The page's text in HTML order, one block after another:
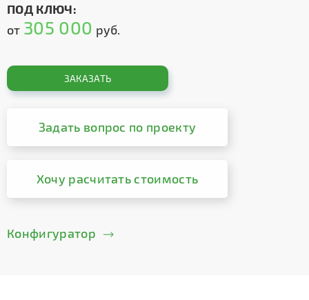
ПОД КЛЮЧ:
от 305 000 руб.
ЗАКАЗАТЬ
Задать вопрос по проекту
Хочу расчитать стоимость
Конфигуратор